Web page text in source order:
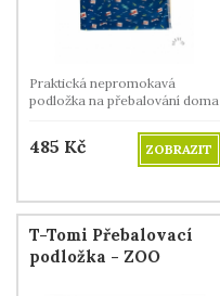
Praktická nepromokavá
podložka na přebalování doma
485 Kč ZOBRAZIT
T-Tomi Přebalovací
podložka - ZOO